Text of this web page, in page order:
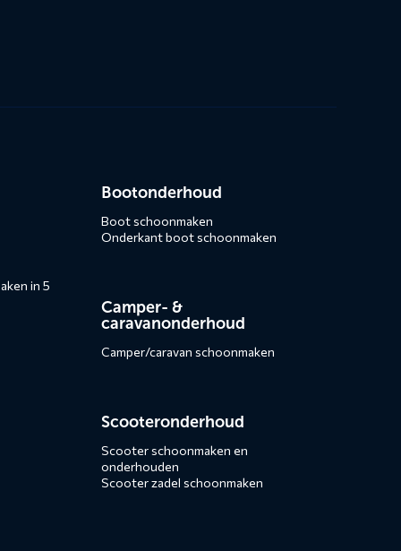
in 5
Bootonderhoud
Boot schoonmaken
Onderkant boot schoonmaken
Camper- &
caravanonderhoud
Camper/caravan schoonmaken
Scooteronderhoud
Scooter schoonmaken en
onderhouden
Scooter zadel schoonmaken